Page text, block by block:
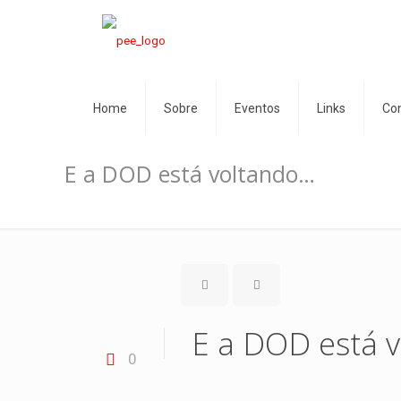
Home Sobre Eventos Links
E a DOD está voltando…
0 E a DOD está